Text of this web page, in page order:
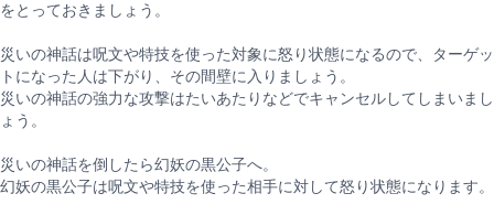
をとっておきましょう。
災いの神話は呪文や特技を使った対象に怒り状態になるので、ターゲッ
トになった人は下がり、その間壁に入りましょう。
災いの神話の強力な攻撃はたいあたりなどでキャンセルしてしまいまし
ょう。
災いの神話を倒したら幻妖の黒公子へ。
幻妖の黒公子は呪文や特技を使った相手に対して怒り状態になります。